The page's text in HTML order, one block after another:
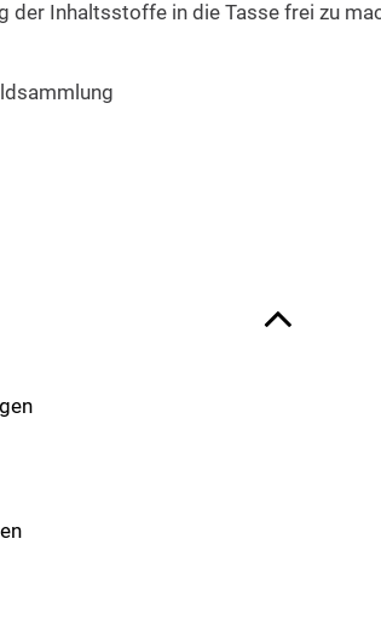
der Inhaltsstoffe in die Tasse frei zu